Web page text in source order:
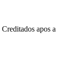
Creditados apos a